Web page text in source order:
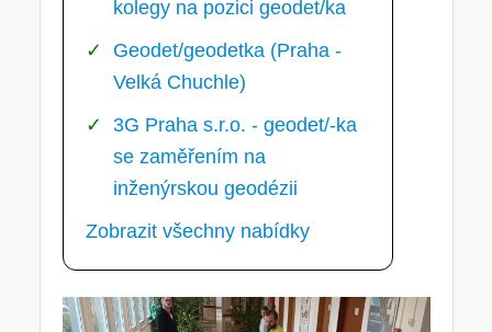
kolegy na pozici geodet/ka
Geodet/geodetka (Praha -
Velká Chuchle)
3G Praha s.r.o. - geodet/-ka
se zaměřením na
inženýrskou geodézii
Zobrazit všechny nabídky